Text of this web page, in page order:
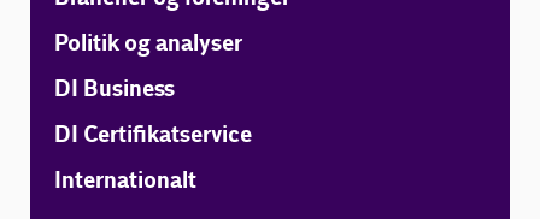
Politik og analyser
DI Business
DI Certifikatservice
Internationalt